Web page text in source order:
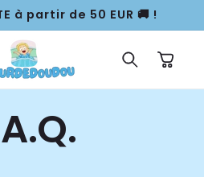
à partir de 50 EUR 🚚 !
Panier